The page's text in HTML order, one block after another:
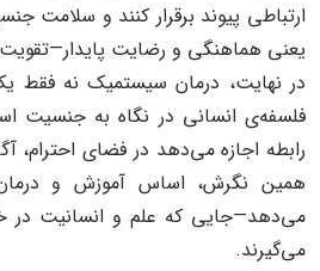
ارتباطی پیوند برقرار کنند و سلامت
یعنی هماهنگی و رضایت پایدار—تقویت
در نهایت، درمان سیستمیک نه فقط
فلسفه‌ی انسانی در نگاه به جنسیت
رابطه اجازه می‌دهد در فضای احترام،
همین نگرش، اساس آموزش و
می‌دهد—جایی که علم و انسانیت
می‌گیرند.